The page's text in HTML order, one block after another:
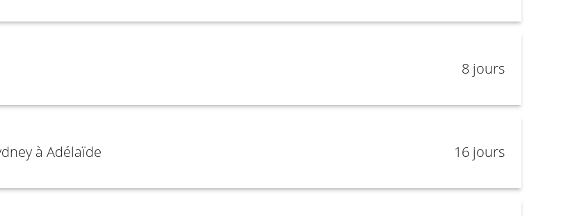
8 jours
à Adélaïde 16 jours